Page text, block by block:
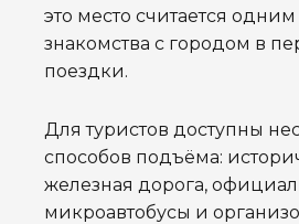
это место считается
знакомства с городом в
поездки.
Для туристов доступны
способов подъёма:
железная дорога,
микроавтобусы и